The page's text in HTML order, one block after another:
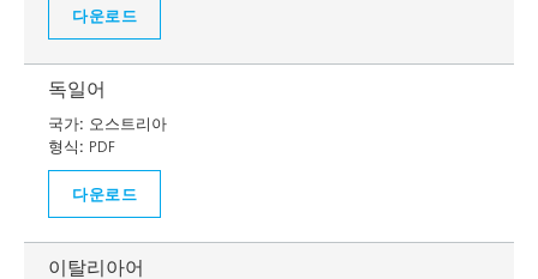
다운로드
독일어
국가: 오스트리아
형식: PDF
다운로드
이탈리아어